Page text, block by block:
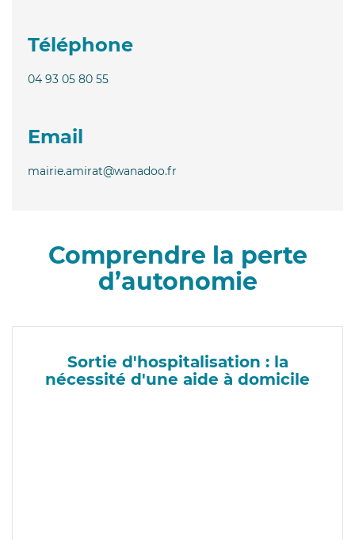
Téléphone
04 93 05 80 55
Email
mairie.amirat@wanadoo.fr
Comprendre la perte
d’autonomie
Sortie d'hospitalisation : la
nécessité d'une aide à domicile